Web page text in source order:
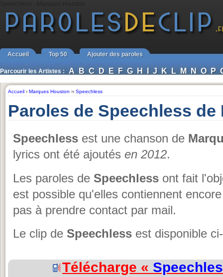
Accueil Top 50 Ajouter des paroles
Parcourir les Artistes : A B C D E F G H I J K L M N O P
Accueil › Marques Houston ›› Speechless
Paroles de Speechless
Speechless est une chanson de
lyrics ont été ajoutés en 2012.
Les paroles de Speechless ont fait
est possible qu'elles contiennent
pas à prendre contact par mail.
Le clip de Speechless est disponible
Télécharge «